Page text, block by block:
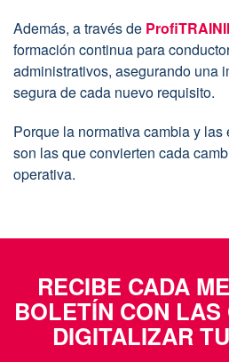
Además, a través de
formación continua para
administrativos, asegurando una
segura de cada nuevo requisito.
Porque la normativa cambia y
son las que convierten cada
operativa.
RECIBE CADA
BOLETÍN CON
DIGITALIZAR